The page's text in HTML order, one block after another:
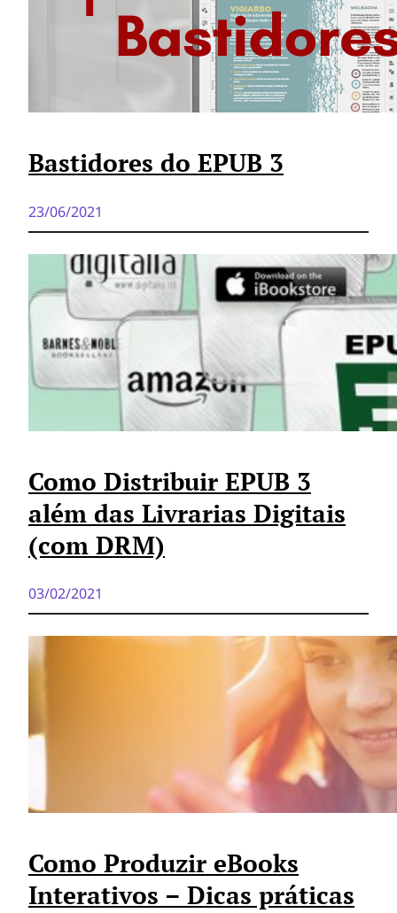
Bastidores do EPUB 3
23/06/2021
Como Distribuir EPUB 3
além das Livrarias Digitais
(com DRM)
03/02/2021
Como Produzir eBooks
Interativos – Dicas práticas